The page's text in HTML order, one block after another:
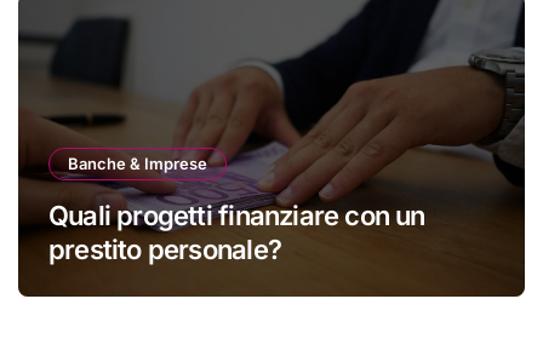
Banche & Imprese
Quali progetti finanziare con un
prestito personale?